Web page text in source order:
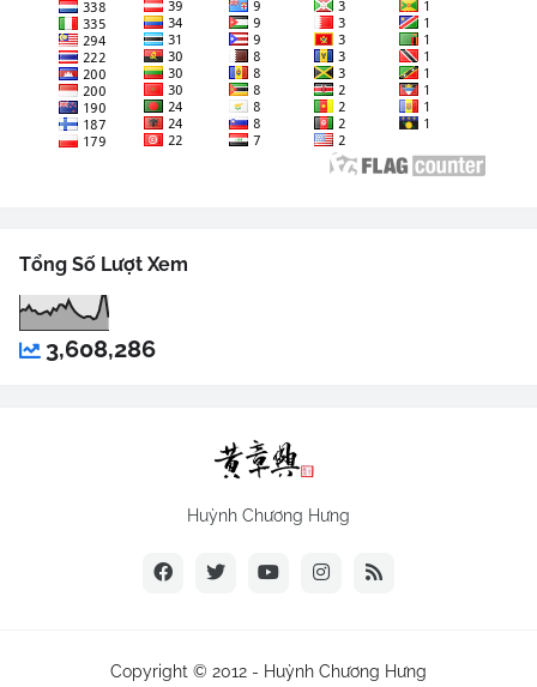
Tổng Số Lượt Xem
3,608,286
Huỳnh Chương Hưng
Copyright © 2012 - Huỳnh Chương Hưng